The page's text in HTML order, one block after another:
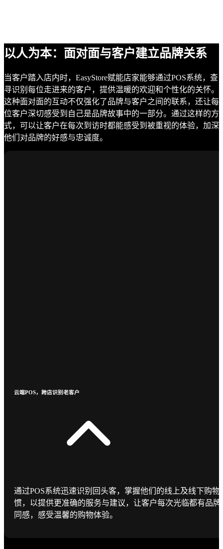
以人为本：面对面与客户建立品牌关系
当客户踏入店内时，EasyStore赋能店家能够通过POS系统，查
寻识别每位走进来的客户，提供温暖的欢迎和个性化的关怀。
这种面对面的互动不仅强化了品牌与客户之间的联系，还让每
位客户深切感受到自己是品牌故事中的一部分。通过这样的方
式，可以让客户在每次到访时都能感受到被重视的体验，加深
他们对品牌的好感与忠诚度。
云端POS，跨店识别老客户
通过POS系统迅速识别回头客，掌握他们的线上及线下购物
惯，以提供更准确的服务与建议，让客户每次光临都有品牌
同感，感受温馨的购物体验。